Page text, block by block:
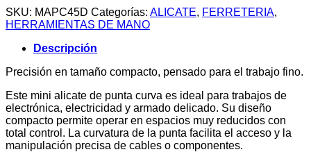
SKU: MAPC45D Categorías: ALICATE, FERRETERIA,
HERRAMIENTAS DE MANO
Descripción
Precisión en tamaño compacto, pensado para el trabajo fino.
Este mini alicate de punta curva es ideal para trabajos de
electrónica, electricidad y armado delicado. Su diseño
compacto permite operar en espacios muy reducidos con
total control. La curvatura de la punta facilita el acceso y la
manipulación precisa de cables o componentes.